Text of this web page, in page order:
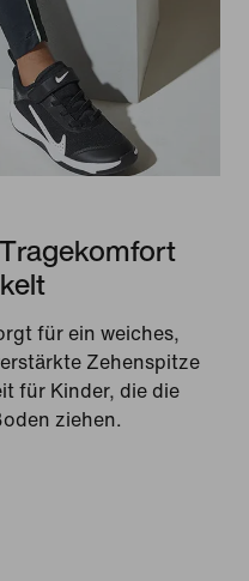
für ein weiches,
Zehenspitze
für Kinder, die die
ziehen.